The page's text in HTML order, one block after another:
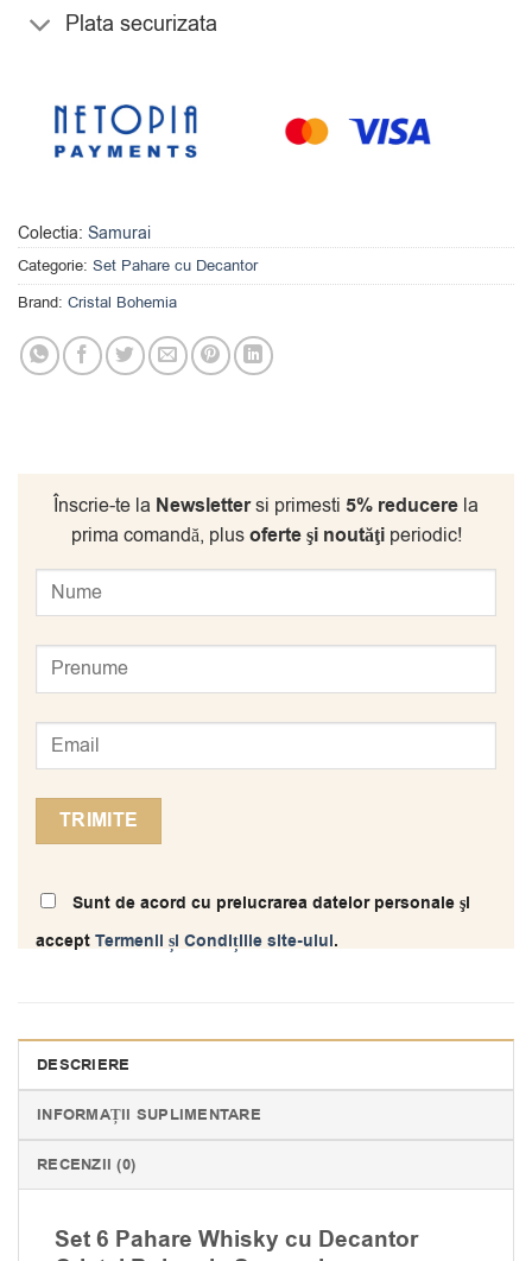
Plata securizata
Colectia: Samurai
Categorie: Set Pahare cu Decantor
Brand: Cristal Bohemia
Înscrie-te la Newslettersi primesti 5% reducere la
prima comandă, plusoferte şi noutăţiperiodic!
Sunt de acord cu prelucrarea datelor personale şi
acceptTermenii și Condițiile site-ului.
DESCRIERE
INFORMAȚII SUPLIMENTARE
RECENZII (0)
Set 6 Pahare Whisky cu Decantor